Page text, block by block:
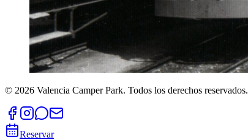
© 2026 Valencia Camper Park. Todos los derechos reservados.
Reservar